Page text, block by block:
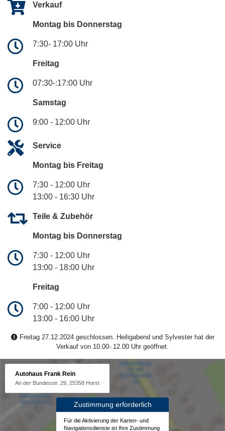
Verkauf
Montag bis Donnerstag
7:30- 17:00 Uhr
Freitag
07:30-:17:00 Uhr
Samstag
9:00 - 12:00 Uhr
Service
Montag bis Freitag
7:30 - 12:00 Uhr
13:00 - 16:30 Uhr
Teile & Zubehör
Montag bis Donnerstag
7:30 - 12:00 Uhr
13:00 - 18:00 Uhr
Freitag
7:00 - 12:00 Uhr
13:00 - 16:00 Uhr
Freitag 27.12.2024 geschlossen. Heiligabend und Sylvester hat der
Verkauf von 10.00-.12.00 Uhr geöffnet.
Autohaus Frank Rein
An der Bundesstr. 29, 25358 Horst
Zustimmung erforderlich
Für die Aktivierung der Karten- und
Navigationsdienste ist Ihre Zustimmung